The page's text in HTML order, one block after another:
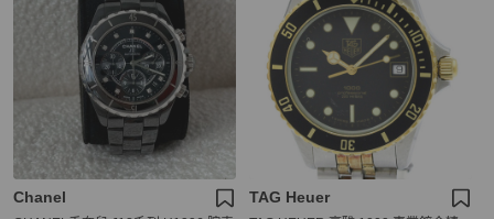
Chanel TAG Heuer